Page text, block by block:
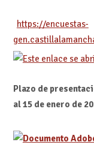
https://encuestas-
Plazo de
al 15 de enero de